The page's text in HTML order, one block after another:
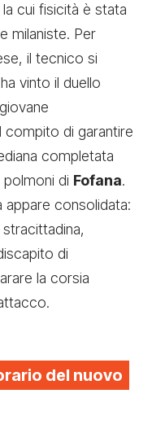
la cui fisicità è stata
milaniste. Per
il tecnico si
vinto il duello
di garantire
completata
polmoni di Fofana.
appare consolidata:
stracittadina,
di
la corsia
del nuovo